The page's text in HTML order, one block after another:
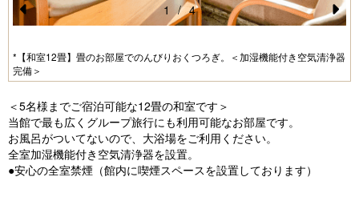
Pr
e
vi
o
u
s
*【和室12畳】畳のお部屋でのんびりおくつろぎ。＜加湿機能付き空気清浄器
完備＞
N
e
xt
1 / 4
＜5名様までご宿泊可能な12畳の和室です＞
当館で最も広くグループ旅行にも利用可能なお部屋です。
お風呂がついてないので、大浴場をご利用ください。
全室加湿機能付き空気清浄器を設置。
●安心の全室禁煙（館内に喫煙スペースを設置しております）